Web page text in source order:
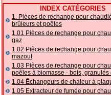
INDEX CATÉGORIES
1. Pièces de rechange pour
brûleurs et poêles
1.01 Pièces de rechange pour
gaz
1.02 Pièces de rechange pour
mazout
1.03 Pièces de rechange pour
poêles à biomasse - bois, granulés
1.04 Ēchangeurs de chaleur à
1.05 Extracteur de fumée pour